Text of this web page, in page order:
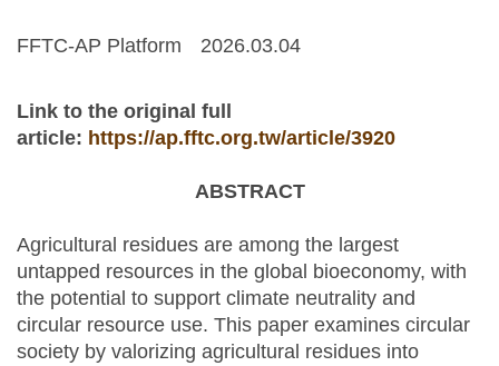
FFTC-AP Platform 2026.03.04
Link to the original full
article: https://ap.fftc.org.tw/article/3920
ABSTRACT
Agricultural residues are among the largest
untapped resources in the global bioeconomy, with
the potential to support climate neutrality and
circular resource use. This paper examines circular
society by valorizing agricultural residues into